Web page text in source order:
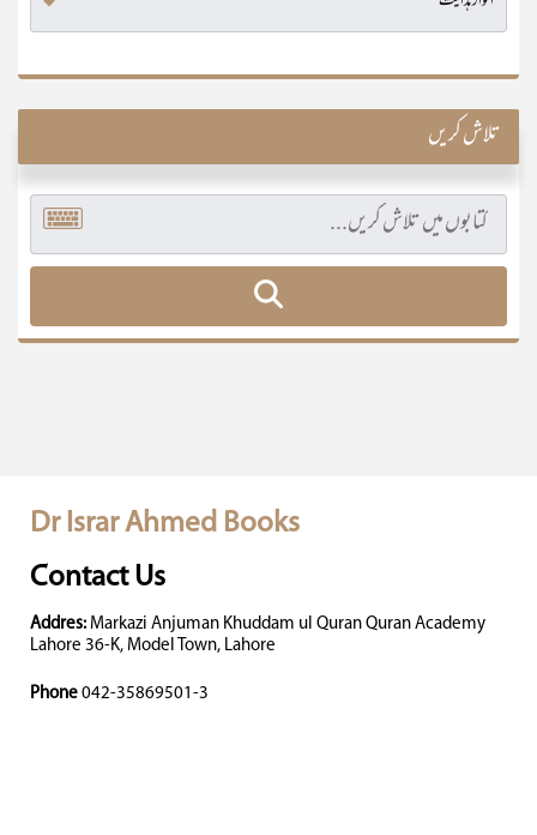
تلاش کریں
Dr Israr Ahmed Books
Contact Us
Addres: Markazi Anjuman Khuddam ul Quran Quran Academy
Lahore 36-K, Model Town, Lahore
Phone 042-35869501-3